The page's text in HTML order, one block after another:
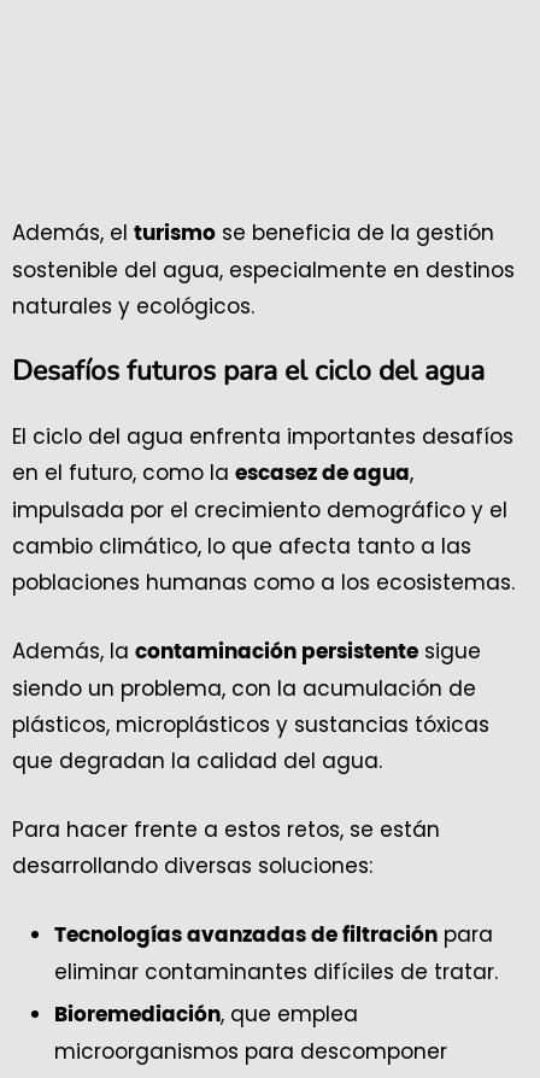
Además, el turismo se beneficia de la gestión
sostenible del agua, especialmente en destinos
naturales y ecológicos.
Desafíos futuros para el ciclo del agua
El ciclo del agua enfrenta importantes desafíos
en el futuro, como la escasez de agua,
impulsada por el crecimiento demográfico y el
cambio climático, lo que afecta tanto a las
poblaciones humanas como a los ecosistemas.
Además, la contaminación persistente sigue
siendo un problema, con la acumulación de
plásticos, microplásticos y sustancias tóxicas
que degradan la calidad del agua.
Para hacer frente a estos retos, se están
desarrollando diversas soluciones:
Tecnologías avanzadas de filtración para
eliminar contaminantes difíciles de tratar.
Bioremediación, que emplea
microorganismos para descomponer